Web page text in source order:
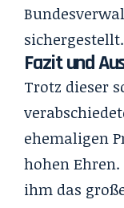
sichergestellt.
Fazit und
Trotz dieser
ehemaligen
hohen
ihm das